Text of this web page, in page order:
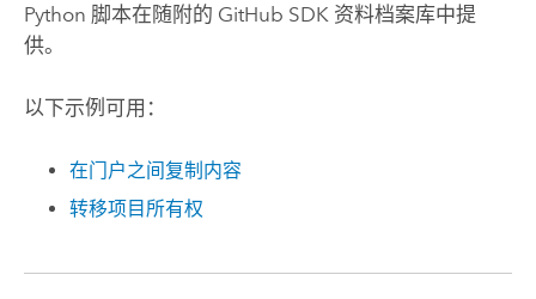
Python 脚本在随附的 GitHub SDK 资料档案库中提
供。
以下示例可用：
在门户之间复制内容
转移项目所有权